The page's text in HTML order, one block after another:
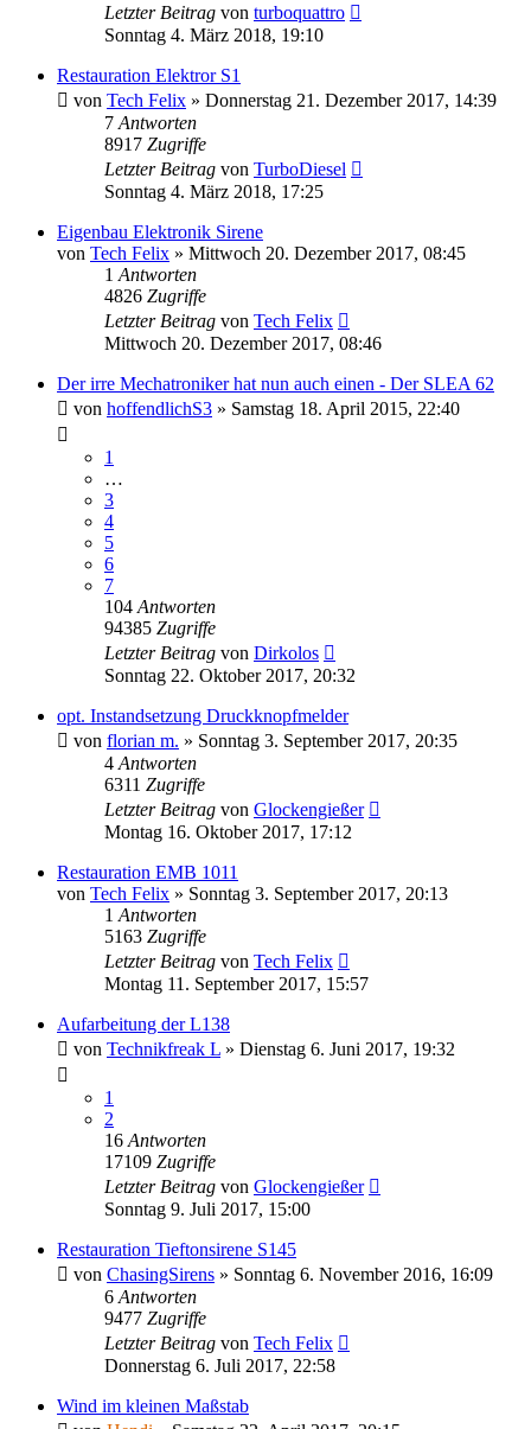
Letzter Beitrag von turboquattro
Sonntag 4. März 2018, 19:10
Restauration Elektror S1
von Tech Felix » Donnerstag 21. Dezember 2017, 14:39
7 Antworten
8917 Zugriffe
Letzter Beitrag von TurboDiesel
Sonntag 4. März 2018, 17:25
Eigenbau Elektronik Sirene
von Tech Felix » Mittwoch 20. Dezember 2017, 08:45
1 Antworten
4826 Zugriffe
Letzter Beitrag von Tech Felix
Mittwoch 20. Dezember 2017, 08:46
Der irre Mechatroniker hat nun auch einen - Der SLEA 62
von hoffendlichS3 » Samstag 18. April 2015, 22:40
1
…
3
4
5
6
7
104 Antworten
94385 Zugriffe
Letzter Beitrag von Dirkolos
Sonntag 22. Oktober 2017, 20:32
opt. Instandsetzung Druckknopfmelder
von florian m. » Sonntag 3. September 2017, 20:35
4 Antworten
6311 Zugriffe
Letzter Beitrag von Glockengießer
Montag 16. Oktober 2017, 17:12
Restauration EMB 1011
von Tech Felix » Sonntag 3. September 2017, 20:13
1 Antworten
5163 Zugriffe
Letzter Beitrag von Tech Felix
Montag 11. September 2017, 15:57
Aufarbeitung der L138
von Technikfreak L » Dienstag 6. Juni 2017, 19:32
1
2
16 Antworten
17109 Zugriffe
Letzter Beitrag von Glockengießer
Sonntag 9. Juli 2017, 15:00
Restauration Tieftonsirene S145
von ChasingSirens » Sonntag 6. November 2016, 16:09
6 Antworten
9477 Zugriffe
Letzter Beitrag von Tech Felix
Donnerstag 6. Juli 2017, 22:58
Wind im kleinen Maßstab